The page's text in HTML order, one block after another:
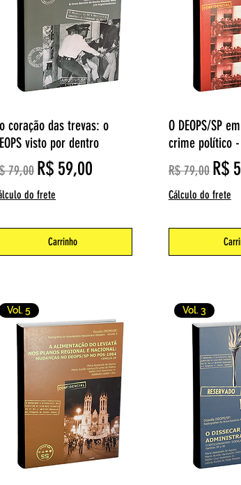
Visualização rápida
coração das trevas: o
visto por dentro
normal
79,00 Preço promocional
R$ 59,00
do frete
Carrinho
O DEOPS/SP
crime político
Preço
R$ 79,00 R$
Cálculo do frete
Vol. 5 Vol. 3